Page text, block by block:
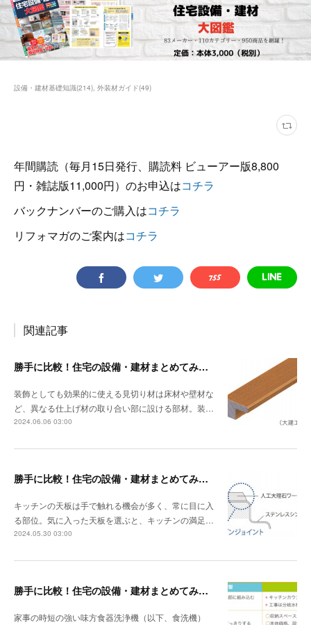
設備・建材基礎知識(214) 外装材ガイド(49)
年間購読（毎月15日発行、購読料 ビューアー版8,800
円・雑誌版11,000円）のお申込はコチラ
バックナンバーのご購入はコチラ
リフォマガのご案内はコチラ
関連記事
勝手に比較！住宅の設備・建材まとめてみました！～見切り材編
装飾としても効果的に使える見切り材は床材や壁材な
ど、異なる仕上げ材の取り合い部に設ける部材。装…
2024.06.06 03:00
勝手に比較！住宅の設備・建材まとめてみました！～キッチン天板の素材編
キッチンの天板は手で触れる機会が多く、常に目に入
る部位。気に入った天板を選ぶと、キッチンの満足…
2024.05.30 03:00
勝手に比較！住宅の設備・建材まとめてみました！～食器洗浄機編
家事の時短の強い味方食器洗浄機（以下、食洗機）